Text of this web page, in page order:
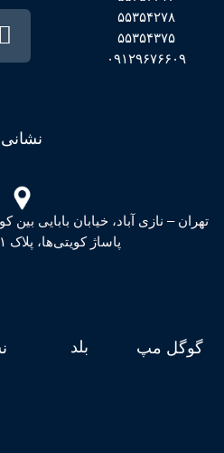
۵۵۳۵۴۲۷۸
۵۵۳۵۴۳۷۵
۰۹۱۲۹۶۷۶۶۰۹
نشانی
تهران – نازی آباد، خیابان بابایی
پاساژ کویتی‌ها، پلاک ۱۶۱، طبقه دوم
گوگل مپ بلد